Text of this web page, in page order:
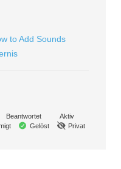
to Add Sounds
Beantwortet
Aktiv
Gelöst
Privat